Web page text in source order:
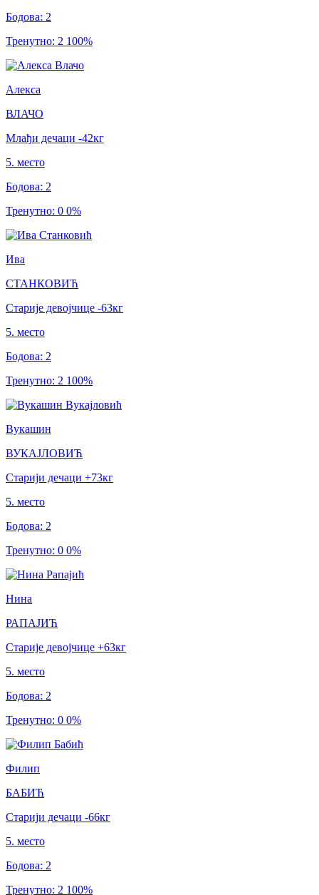
Бодова: 2
Тренутно: 2 100%
Алекса
ВЛАЧО
Млађи дечаци -42кг
5. место
Бодова: 2
Тренутно: 0 0%
Ива
СТАНКОВИЋ
Старије девојчице -63кг
5. место
Бодова: 2
Тренутно: 2 100%
Вукашин
ВУКАЈЛОВИЋ
Старији дечаци +73кг
5. место
Бодова: 2
Тренутно: 0 0%
Нина
РАПАЈИЋ
Старије девојчице +63кг
5. место
Бодова: 2
Тренутно: 0 0%
Филип
БАБИЋ
Старији дечаци -66кг
5. место
Бодова: 2
Тренутно: 2 100%